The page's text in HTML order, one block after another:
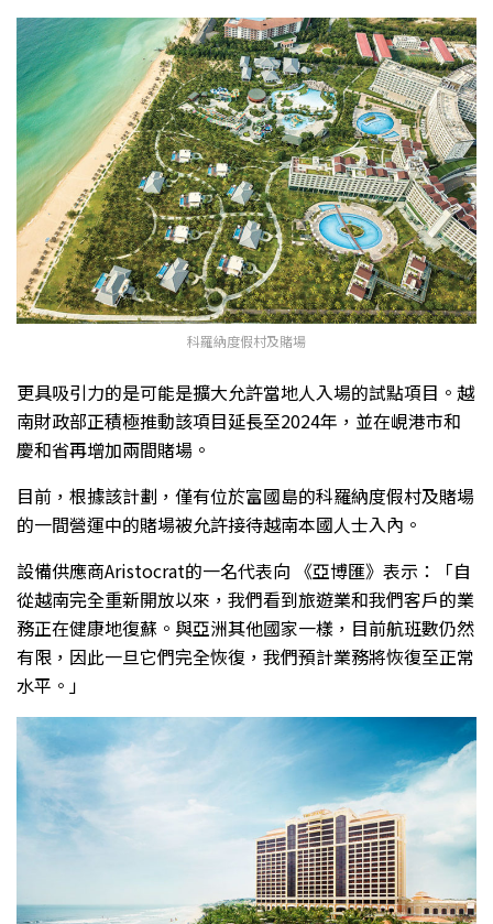
科羅納度假村及賭場
更具吸引力的是可能是擴大允許當地人入場的試點項目。越
南財政部正積極推動該項目延長至2024年，並在峴港市和
慶和省再增加兩間賭場。
目前，根據該計劃，僅有位於富國島的科羅納度假村及賭場
的一間營運中的賭場被允許接待越南本國人士入內。
設備供應商Aristocrat的一名代表向 《亞博匯》表示：「自
從越南完全重新開放以來，我們看到旅遊業和我們客戶的業
務正在健康地復蘇。與亞洲其他國家一樣，目前航班數仍然
有限，因此一旦它們完全恢復，我們預計業務將恢復至正常
水平。」